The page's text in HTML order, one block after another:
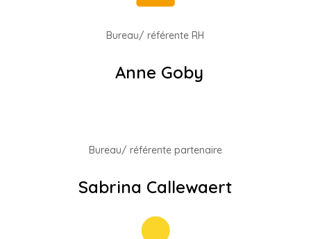
Bureau/ référente RH
Anne Goby
Bureau/ référente partenaire
Sabrina Callewaert